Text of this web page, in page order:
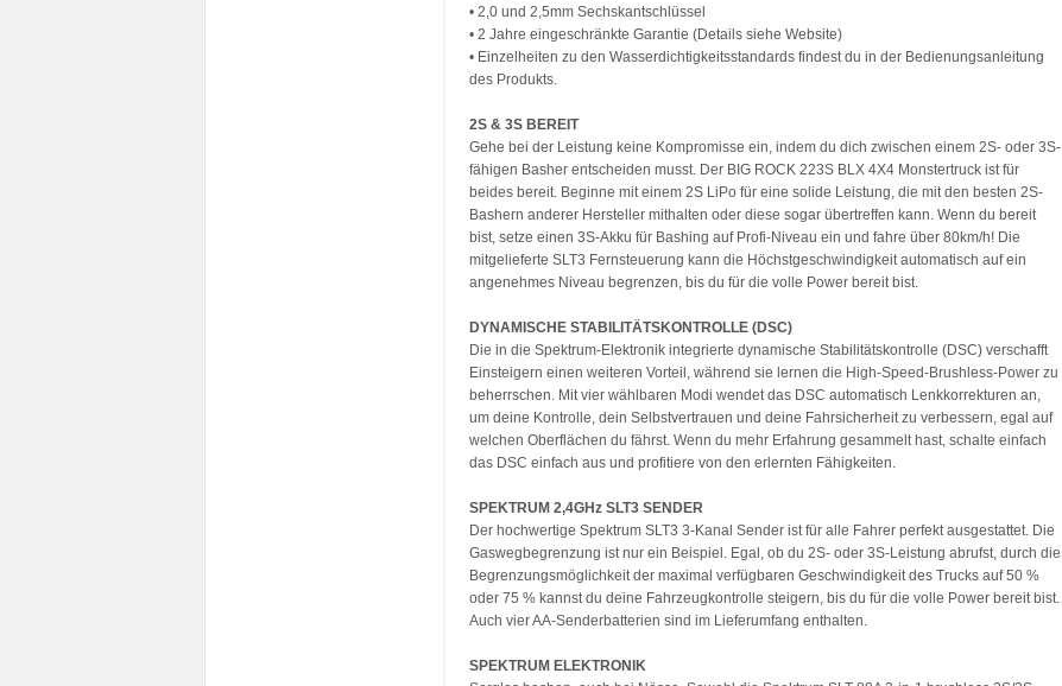
• 2,0 und 2,5mm Sechskantschlüssel
• 2 Jahre eingeschränkte Garantie (Details siehe Website)
• Einzelheiten zu den Wasserdichtigkeitsstandards findest du in der Bedienungsanleitung
des Produkts.
2S & 3S BEREIT
Gehe bei der Leistung keine Kompromisse ein, indem du dich zwischen einem 2S- oder 3S-
fähigen Basher entscheiden musst. Der BIG ROCK 223S BLX 4X4 Monstertruck ist für
beides bereit. Beginne mit einem 2S LiPo für eine solide Leistung, die mit den besten 2S-
Bashern anderer Hersteller mithalten oder diese sogar übertreffen kann. Wenn du bereit
bist, setze einen 3S-Akku für Bashing auf Profi-Niveau ein und fahre über 80km/h! Die
mitgelieferte SLT3 Fernsteuerung kann die Höchstgeschwindigkeit automatisch auf ein
angenehmes Niveau begrenzen, bis du für die volle Power bereit bist.
DYNAMISCHE STABILITÄTSKONTROLLE (DSC)
Die in die Spektrum-Elektronik integrierte dynamische Stabilitätskontrolle (DSC) verschafft
Einsteigern einen weiteren Vorteil, während sie lernen die High-Speed-Brushless-Power zu
beherrschen. Mit vier wählbaren Modi wendet das DSC automatisch Lenkkorrekturen an,
um deine Kontrolle, dein Selbstvertrauen und deine Fahrsicherheit zu verbessern, egal auf
welchen Oberflächen du fährst. Wenn du mehr Erfahrung gesammelt hast, schalte einfach
das DSC einfach aus und profitiere von den erlernten Fähigkeiten.
SPEKTRUM 2,4GHz SLT3 SENDER
Der hochwertige Spektrum SLT3 3-Kanal Sender ist für alle Fahrer perfekt ausgestattet. Die
Gaswegbegrenzung ist nur ein Beispiel. Egal, ob du 2S- oder 3S-Leistung abrufst, durch die
Begrenzungsmöglichkeit der maximal verfügbaren Geschwindigkeit des Trucks auf 50 %
oder 75 % kannst du deine Fahrzeugkontrolle steigern, bis du für die volle Power bereit bist.
Auch vier AA-Senderbatterien sind im Lieferumfang enthalten.
SPEKTRUM ELEKTRONIK